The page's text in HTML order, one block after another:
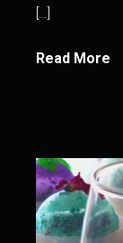
[…]
Read More